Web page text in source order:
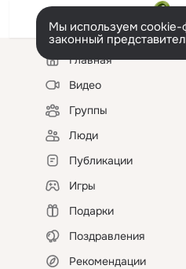
Мы используем cookie-
законный
Левая
колонкаГлавная
Видео
Группы
Люди
Публикации
Игры
Подарки
Поздравления
Рекомендации